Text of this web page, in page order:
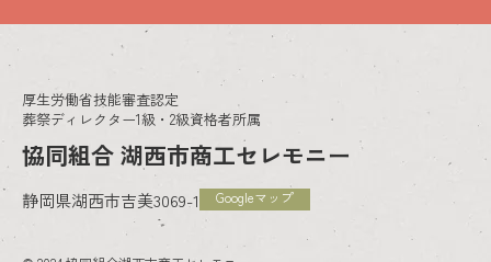
厚生労働省技能審査認定
葬祭ディレクター1級・2級資格者所属
協同組合 湖西市商工セレモニー
静岡県湖西市吉美3069-1 Googleマップ